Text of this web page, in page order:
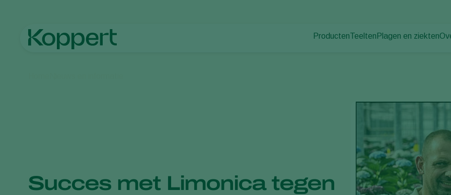
Producten
Uitzettechnieken
Monitoring & Scouting
Teelten
Akkerbouwgewassen
Plagen en ziekten
Succes met Limonica tegen